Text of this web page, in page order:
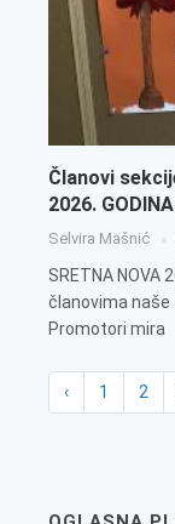
Članovi
2026.
Selvira Mašnić
SRETNA NOVA
članovima naše
Promotori mira
‹ 1 2